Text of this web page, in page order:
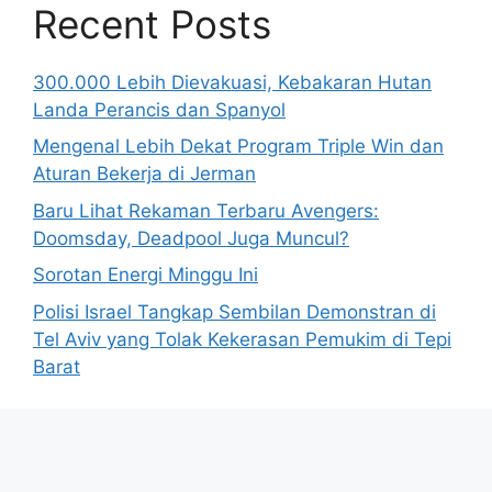
Recent Posts
300.000 Lebih Dievakuasi, Kebakaran Hutan
Landa Perancis dan Spanyol
Mengenal Lebih Dekat Program Triple Win dan
Aturan Bekerja di Jerman
Baru Lihat Rekaman Terbaru Avengers:
Doomsday, Deadpool Juga Muncul?
Sorotan Energi Minggu Ini
Polisi Israel Tangkap Sembilan Demonstran di
Tel Aviv yang Tolak Kekerasan Pemukim di Tepi
Barat